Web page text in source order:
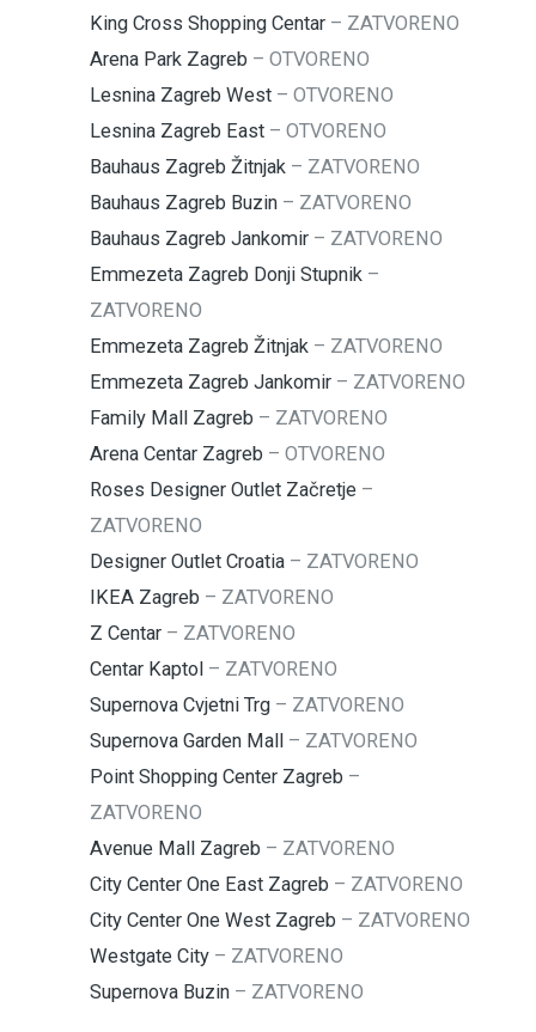
King Cross Shopping Centar– ZATVORENO
Arena Park Zagreb– OTVORENO
Lesnina Zagreb West– OTVORENO
Lesnina Zagreb East– OTVORENO
Bauhaus Zagreb Žitnjak– ZATVORENO
Bauhaus Zagreb Buzin– ZATVORENO
Bauhaus Zagreb Jankomir– ZATVORENO
Emmezeta Zagreb Donji Stupnik–
ZATVORENO
Emmezeta Zagreb Žitnjak– ZATVORENO
Emmezeta Zagreb Jankomir– ZATVORENO
Family Mall Zagreb– ZATVORENO
Arena Centar Zagreb– OTVORENO
Roses Designer Outlet Začretje–
ZATVORENO
Designer Outlet Croatia– ZATVORENO
IKEA Zagreb– ZATVORENO
Z Centar– ZATVORENO
Centar Kaptol– ZATVORENO
Supernova Cvjetni Trg– ZATVORENO
Supernova Garden Mall– ZATVORENO
Point Shopping Center Zagreb–
ZATVORENO
Avenue Mall Zagreb– ZATVORENO
City Center One East Zagreb– ZATVORENO
City Center One West Zagreb– ZATVORENO
Westgate City– ZATVORENO
Supernova Buzin– ZATVORENO